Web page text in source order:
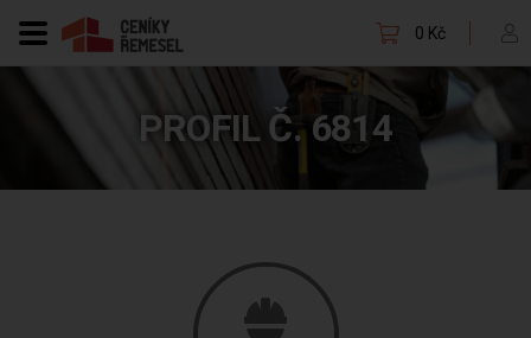
0 Kč
PROFIL Č. 6814